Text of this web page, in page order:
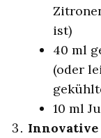
ist)
40 ml
(oder
10 ml
Innovative